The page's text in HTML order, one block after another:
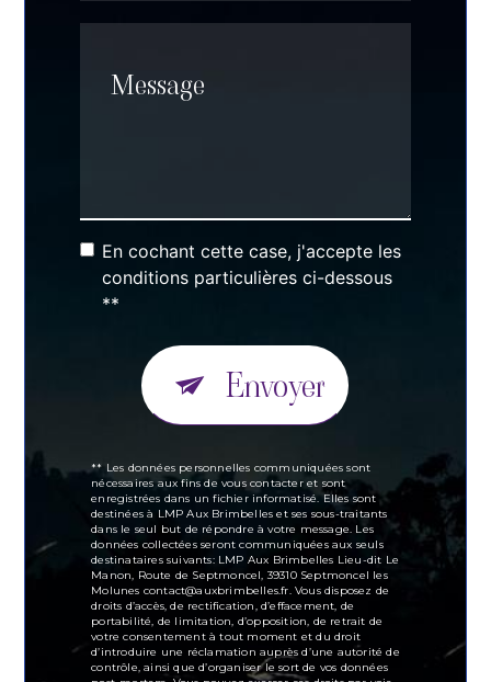
En cochant cette case, j'accepte les
conditions particulières ci-dessous
**
Envoyer
** Les données personnelles communiquées sont
nécessaires aux fins de vous contacter et sont
enregistrées dans un fichier informatisé. Elles sont
destinées à LMP Aux Brimbelles et ses sous-traitants
dans le seul but de répondre à votre message. Les
données collectées seront communiquées aux seuls
destinataires suivants: LMP Aux Brimbelles Lieu-dit Le
Manon, Route de Septmoncel, 39310 Septmoncel les
Molunes contact@auxbrimbelles.fr. Vous disposez de
droits d’accès, de rectification, d’effacement, de
portabilité, de limitation, d’opposition, de retrait de
votre consentement à tout moment et du droit
d’introduire une réclamation auprès d’une autorité de
contrôle, ainsi que d’organiser le sort de vos données